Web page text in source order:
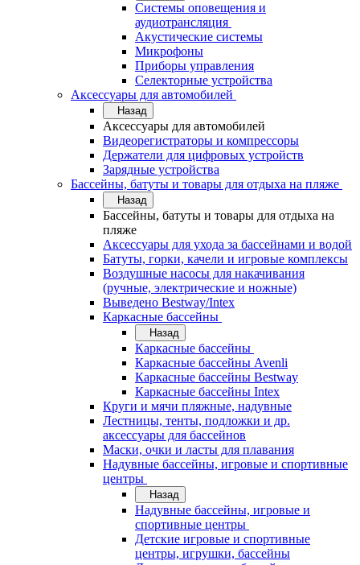
Системы оповещения и
аудиотрансляция
Акустические системы
Микрофоны
Приборы управления
Селекторные устройства
Аксессуары для автомобилей
Назад
Аксессуары для автомобилей
Видеорегистраторы и компрессоры
Держатели для цифровых устройств
Зарядные устройства
Бассейны, батуты и товары для отдыха на пляже
Назад
Бассейны, батуты и товары для отдыха на
пляже
Аксессуары для ухода за бассейнами и водой
Батуты, горки, качели и игровые комплексы
Воздушные насосы для накачивания
(ручные, электрические и ножные)
Выведено Bestway/Intex
Каркасные бассейны
Назад
Каркасные бассейны
Каркасные бассейны Avenli
Каркасные бассейны Bestway
Каркасные бассейны Intex
Круги и мячи пляжные, надувные
Лестницы, тенты, подложки и др.
аксессуары для бассейнов
Маски, очки и ласты для плавания
Надувные бассейны, игровые и спортивные
центры
Назад
Надувные бассейны, игровые и
спортивные центры
Детские игровые и спортивные
центры, игрушки, бассейны